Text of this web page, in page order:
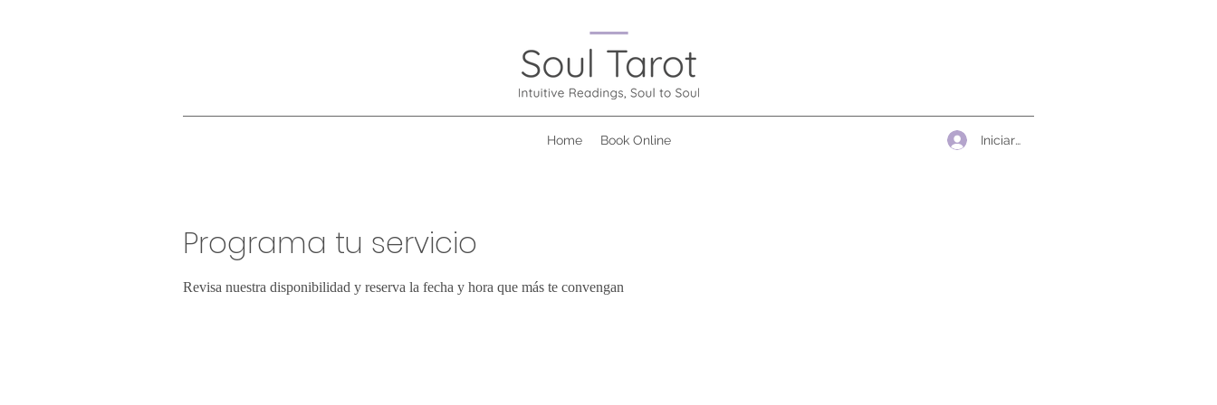
Home Book Online Iniciar sesión
Programa tu servicio
Revisa nuestra disponibilidad y reserva la fecha y hora que más te convengan